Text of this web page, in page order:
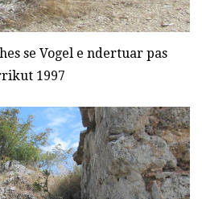
se Vogel e ndertuar pas
1997